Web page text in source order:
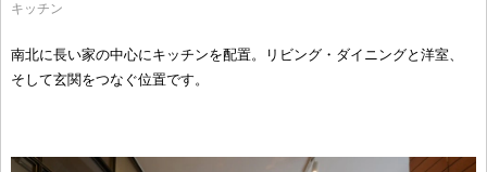
キッチン
南北に長い家の中心にキッチンを配置。リビング・ダイニングと洋室、
そして玄関をつなぐ位置です。